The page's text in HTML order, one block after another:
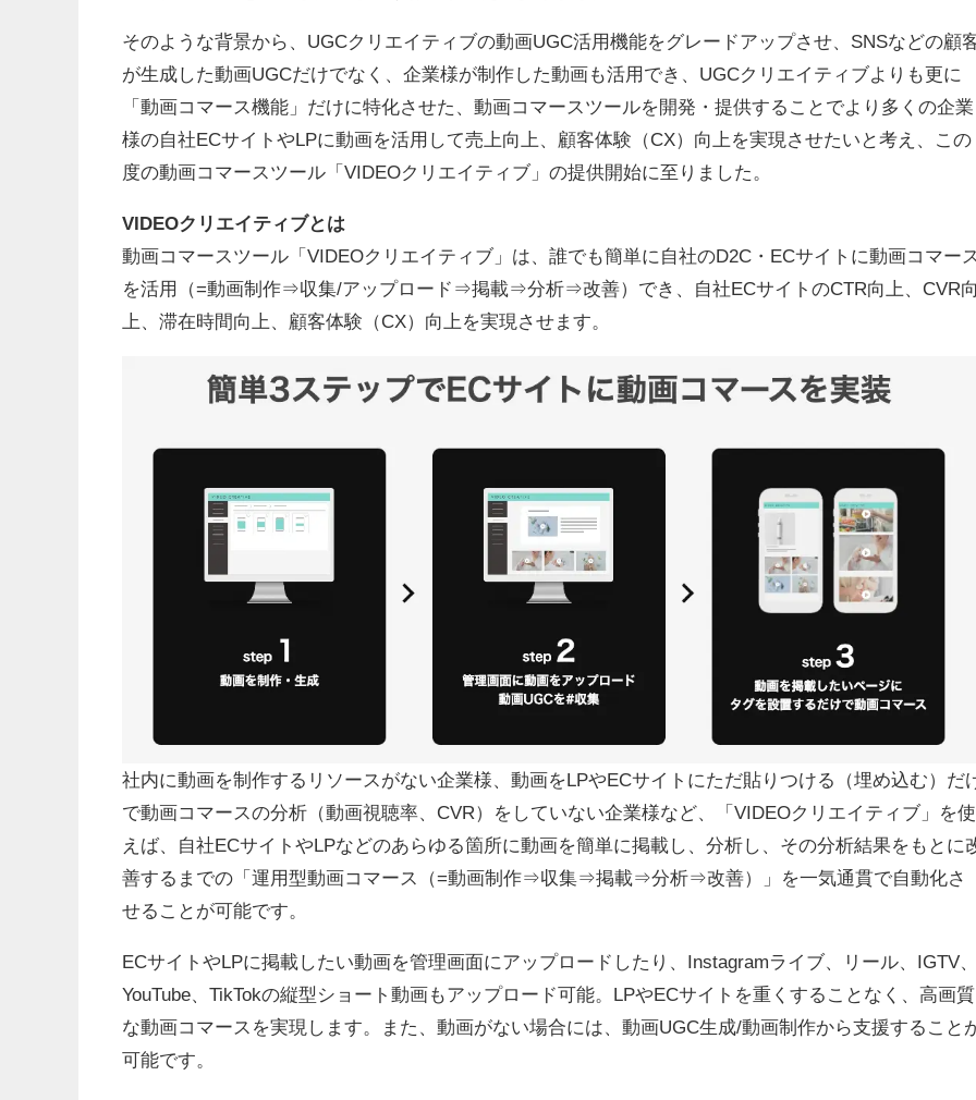
そのような背景から、UGCクリエイティブの動画UGC活用機能をグレードアップさせ、SNSなどの顧
が生成した動画UGCだけでなく、企業様が制作した動画も活用でき、UGCクリエイティブよりも更に
「動画コマース機能」だけに特化させた、動画コマースツールを開発・提供することでより多くの企業
様の自社ECサイトやLPに動画を活用して売上向上、顧客体験（CX）向上を実現させたいと考え、この
度の動画コマースツール「VIDEOクリエイティブ」の提供開始に至りました。
VIDEOクリエイティブとは
動画コマースツール「VIDEOクリエイティブ」は、誰でも簡単に自社のD2C・ECサイトに動画コマー
を活用（=動画制作⇒収集/アップロード⇒掲載⇒分析⇒改善）でき、自社ECサイトのCTR向上、CVR
上、滞在時間向上、顧客体験（CX）向上を実現させます。
社内に動画を制作するリソースがない企業様、動画をLPやECサイトにただ貼りつける（埋め込む）だ
で動画コマースの分析（動画視聴率、CVR）をしていない企業様など、「VIDEOクリエイティブ」を使
えば、自社ECサイトやLPなどのあらゆる箇所に動画を簡単に掲載し、分析し、その分析結果をもとに
善するまでの「運用型動画コマース（=動画制作⇒収集⇒掲載⇒分析⇒改善）」を一気通貫で自動化さ
せることが可能です。
ECサイトやLPに掲載したい動画を管理画面にアップロードしたり、Instagramライブ、リール、IGTV
YouTube、TikTokの縦型ショート動画もアップロード可能。LPやECサイトを重くすることなく、高画質
な動画コマースを実現します。また、動画がない場合には、動画UGC生成/動画制作から支援すること
可能です。